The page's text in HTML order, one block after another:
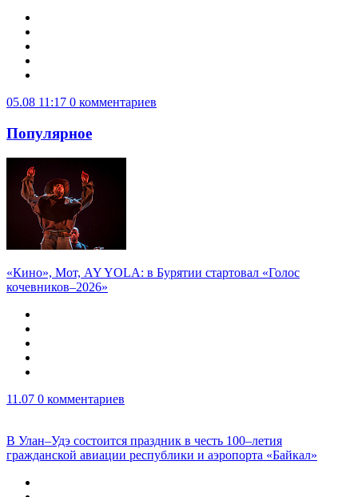
05.08 11:17 0 комментариев
Популярное
«Кино», Мот, AY YOLA: в Бурятии стартовал «Голос
кочевников–2026»
11.07 0 комментариев
В Улан–Удэ состоится праздник в честь 100–летия
гражданской авиации республики и аэропорта «Байкал»